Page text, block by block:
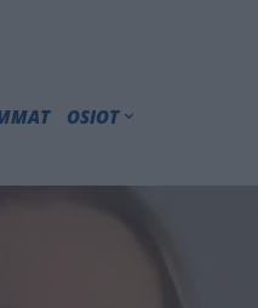
OSIOT